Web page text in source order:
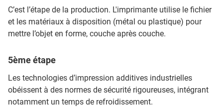
C’est l’étape de la production. L'imprimante utilise le fichier
et les matériaux à disposition (métal ou plastique) pour
mettre l’objet en forme, couche après couche.
5ème étape
Les technologies d’impression additives industrielles
obéissent à des normes de sécurité rigoureuses, intégrant
notamment un temps de refroidissement.